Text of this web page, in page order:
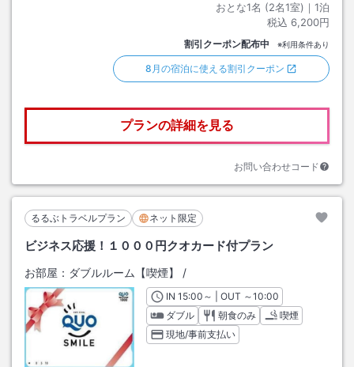
おとな1名 (2名1室)｜ 1泊
税込 6,200円
割引クーポン配布中 ※利用条件あり
8月の宿泊に使える割引クーポン
プランの詳細を見る
お問い合わせコード
るるぶトラベルプラン ネット限定
ビジネス応援！１０００円クオカード付プラン
お部屋： ダブルルーム【喫煙】 /
INチェックイン
15:00 ～ | OUT チェックアウト
～10:00
ダブル
朝食のみ
喫煙
現地/事前支払い